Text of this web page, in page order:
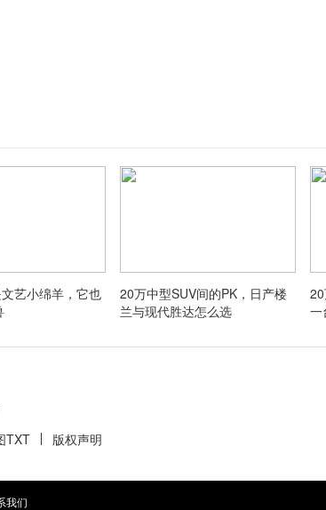
艺小绵羊，它也
20万中型SUV间的PK，日产楼
兰与现代胜达怎么选
一
TXT 版权声明
我们